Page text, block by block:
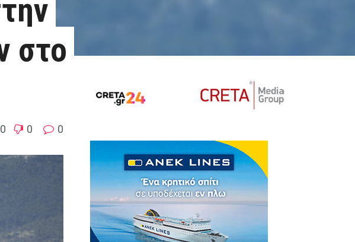
στο
0 0 0